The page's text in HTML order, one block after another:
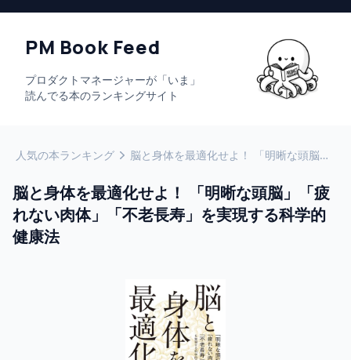
PM Book Feed
プロダクトマネージャーが「いま」
読んでる本のランキングサイト
人気の本ランキング 脳と身体を最適化せよ！ 「明晰な頭脳」「疲れない肉体」「不老長寿」を実現する科学的健康法
脳と身体を最適化せよ！ 「明晰な頭脳」「疲
れない肉体」「不老長寿」を実現する科学的
健康法